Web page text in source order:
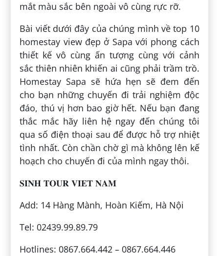
mắt màu sắc bên ngoài vô cùng rực rỡ.
Bài viết dưới đây của chúng mình về top 10
homestay view đẹp ở Sapa với phong cách
thiết kế vô cùng ấn tượng cùng với cảnh
sắc thiên nhiên khiến ai cũng phải trầm trồ.
Homestay Sapa sẽ hứa hẹn sẽ đem đến
cho bạn những chuyến đi trải nghiệm độc
đáo, thú vị hơn bao giờ hết. Nếu bạn đang
thắc mắc hãy liên hệ ngay đến chúng tôi
qua số điện thoại sau để được hỗ trợ nhiệt
tình nhất. Còn chần chờ gì mà không lên kế
hoạch cho chuyến đi của mình ngay thôi.
𝐒𝐈𝐍𝐇 𝐓𝐎𝐔𝐑 𝐕𝐈𝐄𝐓 𝐍𝐀𝐌
Add: 14 Hàng Mành, Hoàn Kiếm, Hà Nội
Tel: 02439.99.89.79
Hotlines: 0867.664.442 – 0867.664.446